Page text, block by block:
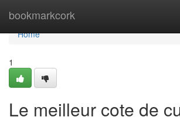
bookmarkcork
Home
Home
1
Le meilleur cote de